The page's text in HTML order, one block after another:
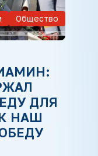
Общество
ДЛЯ
НАШ